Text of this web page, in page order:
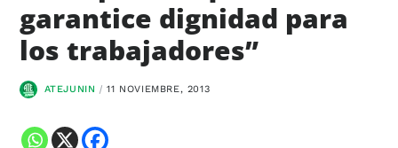
garantice dignidad para
los trabajadores”
ATEJUNIN 11 NOVIEMBRE, 2013